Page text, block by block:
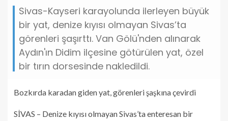
Sivas-Kayseri karayolunda ilerleyen büyük
bir yat, denize kıyısı olmayan Sivas’ta
görenleri şaşırttı. Van Gölü'nden alınarak
Aydın'ın Didim ilçesine götürülen yat, özel
bir tırın dorsesinde nakledildi.
Bozkırda karadan giden yat, görenleri şaşkına çevirdi
SİVAS – Denize kıyısı olmayan Sivas’ta enteresan bir